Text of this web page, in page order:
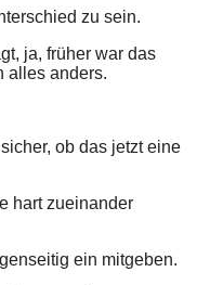
zu sein.
ja, früher war das
alles anders.
ob das jetzt eine
hart zueinander
ein mitgeben.